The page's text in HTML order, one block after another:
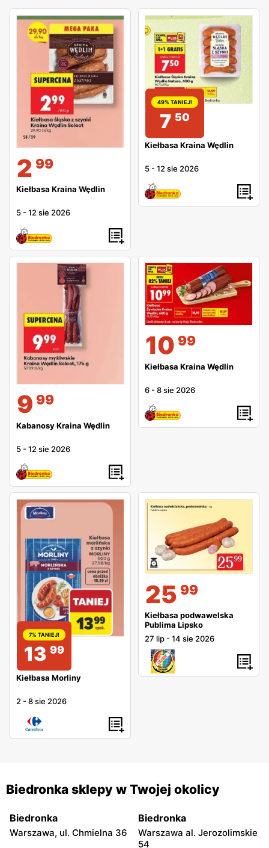
2 99
Kiełbasa Kraina Wędlin
5 -12 sie 2026
49% TANIEJ!
7 50
Kiełbasa Kraina Wędlin
5 -12 sie 2026
9 99
Kabanosy Kraina Wędlin
5 -12 sie 2026
10 99
Kiełbasa Kraina Wędlin
6 -8 sie 2026
7% TANIEJ!
13 99
Kiełbasa Morliny
2 -8 sie 2026
25 99
Kiełbasa podwawelska
Publima Lipsko
27 lip -14 sie 2026
Biedronka sklepy w Twojej okolicy
Biedronka
Warszawa, ul. Chmielna 36
Biedronka
Warszawa al. Jerozolimskie
54